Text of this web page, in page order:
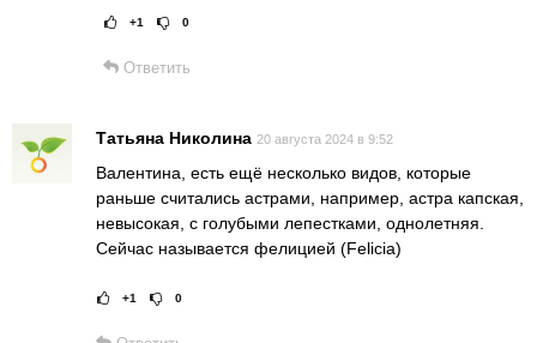
Рейтинг статьи:
+1 0
Ответить
Татьяна Николина 20 августа 2024 в 9:52
Валентина, есть ещё несколько видов, которые
раньше считались астрами, например, астра капская,
невысокая, с голубыми лепестками, однолетняя.
Сейчас называется фелицией (Felicia)
Рейтинг статьи:
+1 0